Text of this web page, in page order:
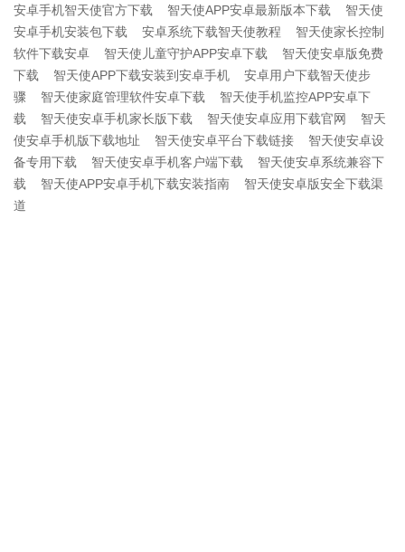
安卓手机智天使官方下载 智天使APP安卓最新版本下载
智天使
安卓手机安装包下载
安卓系统下载智天使教程
智天使家长控制
软件下载安卓
智天使儿童守护APP安卓下载
智天使安卓版免费
下载
智天使APP下载安装到安卓手机
安卓用户下载智天使步
骤
智天使家庭管理软件安卓下载
智天使手机监控APP安卓下
载
智天使安卓手机家长版下载 智天使安卓应用下载官网
智天
使安卓手机版下载地址
智天使安卓平台下载链接
智天使安卓设
备专用下载
智天使安卓手机客户端下载
智天使安卓系统兼容下
载
智天使APP安卓手机下载安装指南
智天使安卓版安全下载渠
道